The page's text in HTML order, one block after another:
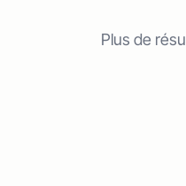
Plus de